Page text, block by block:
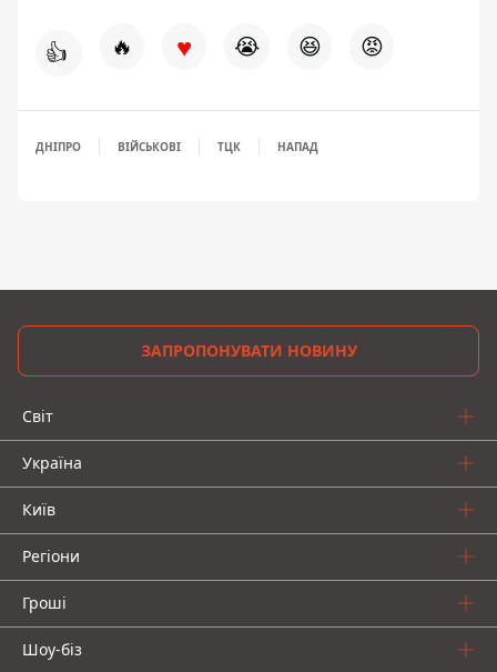
👍 🔥 ♥ 😭 😆 😡
ДНІПРО ВІЙСЬКОВІ ТЦК НАПАД
ЗАПРОПОНУВАТИ НОВИНУ
Світ
Україна
Київ
Регіони
Гроші
Шоу-біз